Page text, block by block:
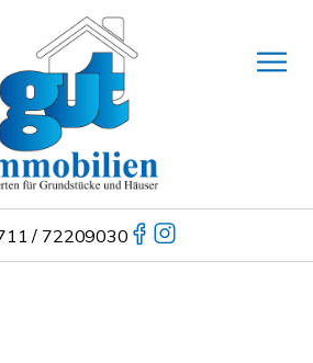
/ 72209030